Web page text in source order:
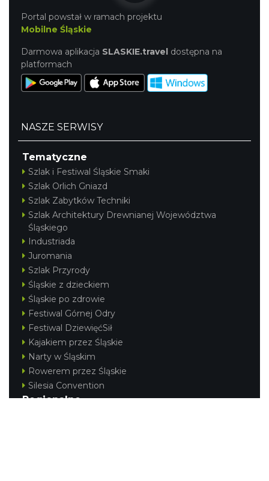
Portal powstał w ramach projektu
Mobilne Śląskie
Darmowa aplikacja SLASKIE.travel dostępna na
platformach
NASZE SERWISY
Tematyczne
Szlak i Festiwal Śląskie Smaki
Szlak Orlich Gniazd
Szlak Zabytków Techniki
Szlak Architektury Drewnianej Województwa
Śląskiego
Industriada
Juromania
Szlak Przyrody
Śląskie z dzieckiem
Śląskie po zdrowie
Festiwal Górnej Odry
Festiwal DziewięćSił
Kajakiem przez Śląskie
Narty w Śląskim
Rowerem przez Śląskie
Silesia Convention
Regionalne